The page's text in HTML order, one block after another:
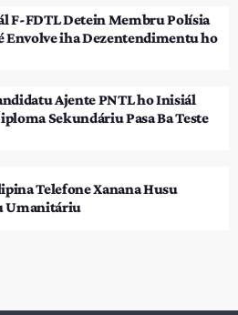
F-FDTL Detein Membru Polísia
Envolve iha Dezentendimentu ho
Ajente PNTL ho Inisiál
Sekundáriu Pasa Ba Teste
Telefone Xanana Husu
Umanitáriu